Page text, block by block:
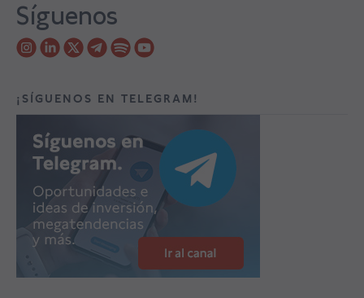
Síguenos
¡SÍGUENOS EN TELEGRAM!